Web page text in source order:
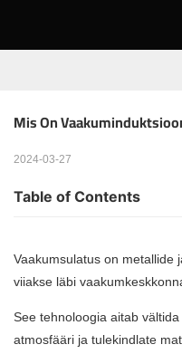
Mis On
2024-03-27
Table of Contents
Vaakumsulatus on metallide
viiakse läbi
See tehnoloogia aitab
atmosfääri ja tulekindlate